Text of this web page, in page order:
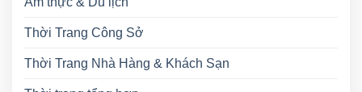
Thời Trang Công Sở
Thời Trang Nhà Hàng & Khách Sạn